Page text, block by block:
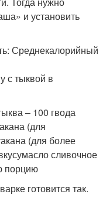
и установить
Среднекалорийный
с тыквой в
– 100 гвода
(для
(для более
сливочное
порцию
готовится так.